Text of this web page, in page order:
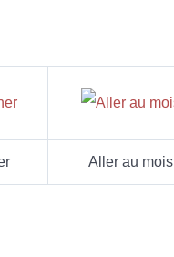
Aller au mois